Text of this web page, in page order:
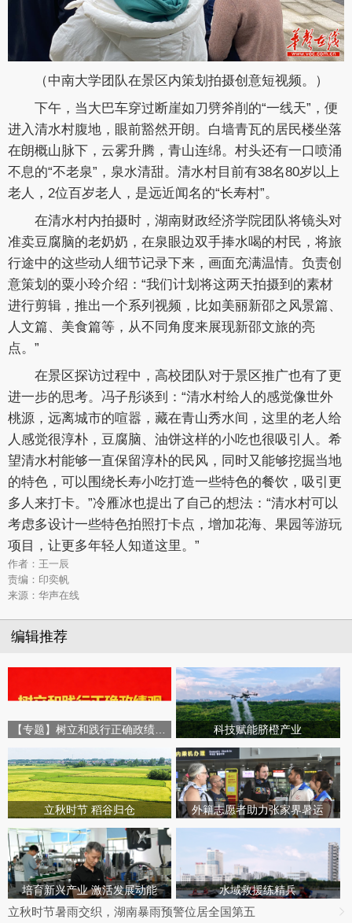
（中南大学团队在景区内策划拍摄创意短视频。
）
下午，当大巴车穿过断崖如刀劈斧削的“一线天”，便
进入清水村腹地，眼前豁然开朗。白墙青瓦的居民楼坐落
在朗概山脉下，云雾升腾，青山连绵。村头还有一口喷涌
不息的“不老泉”，泉水清甜。清水村目前有38名80岁以上
老人，2位百岁老人，是远近闻名的“长寿村”。
在清水村内拍摄时，湖南财政经济学院团队将镜头对
准卖豆腐脑的老奶奶，在泉眼边双手捧水喝的村民，将旅
行途中的这些动人细节记录下来，画面充满温情。负责创
意策划的粟小玲介绍：“我们计划将这两天拍摄到的素材
进行剪辑，推出一个系列视频，比如美丽新邵之风景篇、
人文篇、美食篇等，从不同角度来展现新邵文旅的亮
点。”
在景区探访过程中，高校团队对于景区推广也有了更
进一步的思考。冯子彤谈到：“清水村给人的感觉像世外
桃源，远离城市的喧嚣，藏在青山秀水间，这里的老人给
人感觉很淳朴，豆腐脑、油饼这样的小吃也很吸引人。希
望清水村能够一直保留淳朴的民风，同时又能够挖掘当地
的特色，可以围绕长寿小吃打造一些特色的餐饮，吸引更
多人来打卡。”冷雁冰也提出了自己的想法：“清水村可以
考虑多设计一些特色拍照打卡点，增加花海、果园等游玩
项目，让更多年轻人知道这里。”
作者：王一辰
责编：印奕帆
来源：华声在线
编辑推荐
【专题】树立和践行正确政绩观学习教育 科技赋能脐橙产业
立秋时节 稻谷归仓 外籍志愿者助力张家界暑运
培育新兴产业 激活发展动能 水域救援练精兵
立秋时节暑雨交织，湖南暴雨预警位居全国第五